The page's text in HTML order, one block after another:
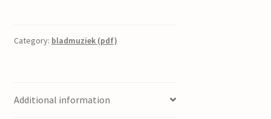
de
gemengd
Category: bladmuziek (pdf)
Additional information